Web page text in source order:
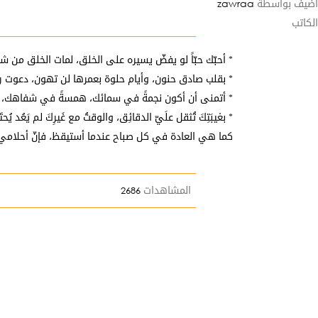
أضيف بواسطة
الكاتب
* أحبّك حبّاً لو يفضّ يسيره على الخلق، لمات الخلق من
* بقلب صادق حنون، وأيام حلوة بعمرها لن تهون،
* أتمنى أن أكون نجمةً في سمائك، همسةً في
* بغيبَتِكَ تُثقل علَيّ الدقائِق، والوقتُ مع غَيرِكَ لم يَعُد
كما هي العادة في كل صباح عندما أستيقظ، فإنّ
المشاهدات 2686